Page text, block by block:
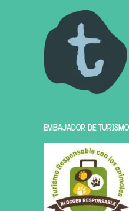
EMBAJADOR DE